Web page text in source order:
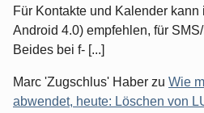
Für Kontakte und Kalender
Android 4.0) empfehlen, für
Beides bei f- [...]
Marc 'Zugschlus' Haber zu Wie
abwendet, heute: Löschen von